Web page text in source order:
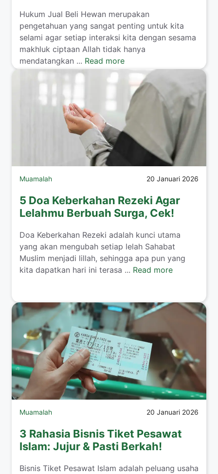
​Hukum Jual Beli Hewan merupakan
pengetahuan yang sangat penting untuk kita
selami agar setiap interaksi kita dengan sesama
makhluk ciptaan Allah tidak hanya
mendatangkan ... Read more
Muamalah 20 Januari 2026
5 Doa Keberkahan Rezeki Agar
Lelahmu Berbuah Surga, Cek!
​Doa Keberkahan Rezeki adalah kunci utama
yang akan mengubah setiap lelah Sahabat
Muslim menjadi lillah, sehingga apa pun yang
kita dapatkan hari ini terasa ... Read more
Muamalah 20 Januari 2026
3 Rahasia Bisnis Tiket Pesawat
Islam: Jujur & Pasti Berkah!
​Bisnis Tiket Pesawat Islam adalah peluang usaha